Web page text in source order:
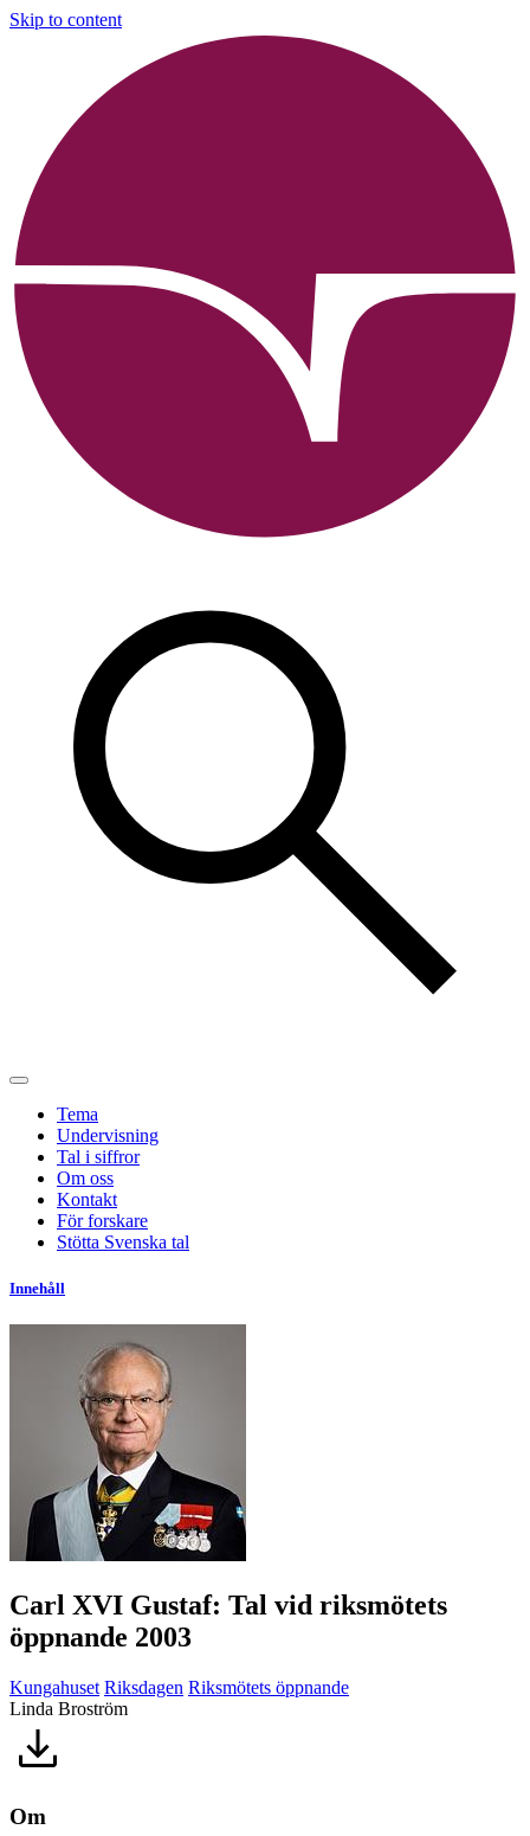
Skip to content
Tema
Undervisning
Tal i siffror
Om oss
Kontakt
För forskare
Stötta Svenska tal
Innehåll
Carl XVI Gustaf: Tal vid riksmötets
öppnande 2003
Kungahuset Riksdagen Riksmötets öppnande
Linda Broström
Om